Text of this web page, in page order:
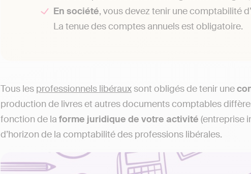
En société, vous devez tenir une comptabilité
La tenue des comptes annuels est obligatoire.
Tous les professionnels libéraux sont obligés de tenir une
production de livres et autres documents comptables
fonction de la forme juridique de votre activité (entreprise
d’horizon de la comptabilité des professions libérales.